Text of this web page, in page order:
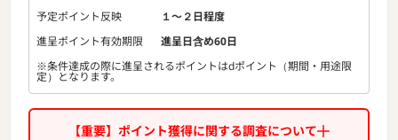
予定ポイント反映
１〜２日程度
進呈ポイント有効期限
進呈日含め60日
※条件達成の際に進呈されるポイントはdポイント（期間・用途限
定）となります。
【重要】ポイント獲得に関する調査について